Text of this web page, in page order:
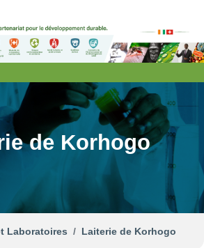
de Korhogo
Laboratoires Laiterie de Korhogo